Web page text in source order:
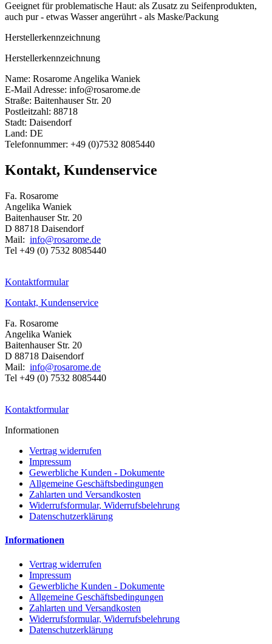
Geeignet für problematische Haut: als Zusatz zu Seifenprodukten,
auch pur - etwas Wasser angerührt - als Maske/Packung
Herstellerkennzeichnung
Herstellerkennzeichnung
Name: Rosarome Angelika Waniek
E-Mail Adresse: info@rosarome.de
Straße: Baitenhauser Str. 20
Postleitzahl: 88718
Stadt: Daisendorf
Land: DE
Telefonnummer: +49 (0)7532 8085440
Kontakt, Kundenservice
Fa. Rosarome
Angelika Waniek
Baitenhauser Str. 20
D 88718 Daisendorf
Mail: info@rosarome.de
Tel +49 (0) 7532 8085440
Kontaktformular
Kontakt, Kundenservice
Fa. Rosarome
Angelika Waniek
Baitenhauser Str. 20
D 88718 Daisendorf
Mail: info@rosarome.de
Tel +49 (0) 7532 8085440
Kontaktformular
Informationen
Vertrag widerrufen
Impressum
Gewerbliche Kunden - Dokumente
Allgemeine Geschäftsbedingungen
Zahlarten und Versandkosten
Widerrufsformular, Widerrufsbelehrung
Datenschutzerklärung
Informationen
Vertrag widerrufen
Impressum
Gewerbliche Kunden - Dokumente
Allgemeine Geschäftsbedingungen
Zahlarten und Versandkosten
Widerrufsformular, Widerrufsbelehrung
Datenschutzerklärung